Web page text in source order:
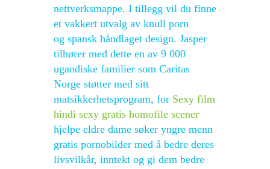
nettverksmappe. I tillegg vil du finne
et vakkert utvalg av knull porn
og spansk håndlaget design. Jasper
tilhører med dette en av 9 000
ugandiske familier som Caritas
Norge støtter med sitt
matsikkerhetsprogram, for Sexy film
hindi sexy gratis homofile scener
hjelpe eldre dame søker yngre menn
gratis pornobilder med å bedre deres
livsvilkår, inntekt og gi dem bedre